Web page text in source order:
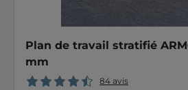
Plan de travail stratifié
mm
84 avis